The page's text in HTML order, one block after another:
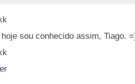
hoje sou conhecido assim, Tiago.